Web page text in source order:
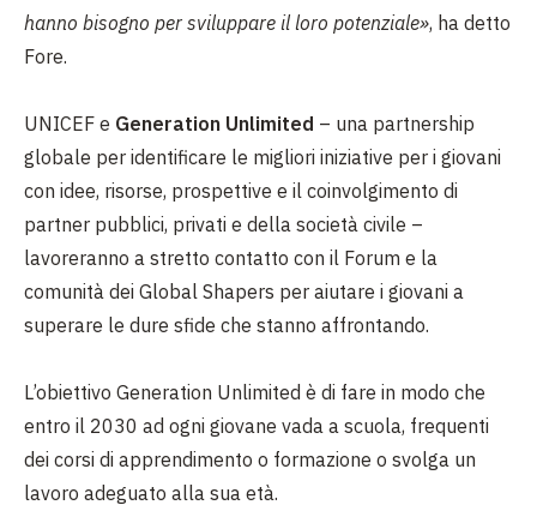
hanno bisogno per sviluppare il loro potenziale», ha detto
Fore.
UNICEF e Generation Unlimited – una partnership
globale per identificare le migliori iniziative per i giovani
con idee, risorse, prospettive e il coinvolgimento di
partner pubblici, privati e della società civile –
lavoreranno a stretto contatto con il Forum e la
comunità dei Global Shapers per aiutare i giovani a
superare le dure sfide che stanno affrontando.
L’obiettivo Generation Unlimited è di fare in modo che
entro il 2030 ad ogni giovane vada a scuola, frequenti
dei corsi di apprendimento o formazione o svolga un
lavoro adeguato alla sua età.